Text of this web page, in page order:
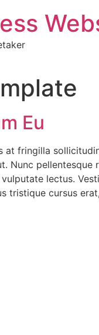
Eu
at fringilla
Nunc
lectus.
tristique cursus